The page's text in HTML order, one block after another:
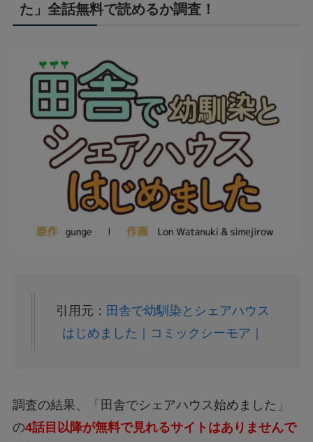
た」全話無料で読めるか調査！
引用元： 田舎で幼馴染とシェアハウス
はじめました｜コミックシーモア｜
調査の結果、「田舎でシェアハウス始めました」
の4話目以降が無料で見れるサイトはありませんで